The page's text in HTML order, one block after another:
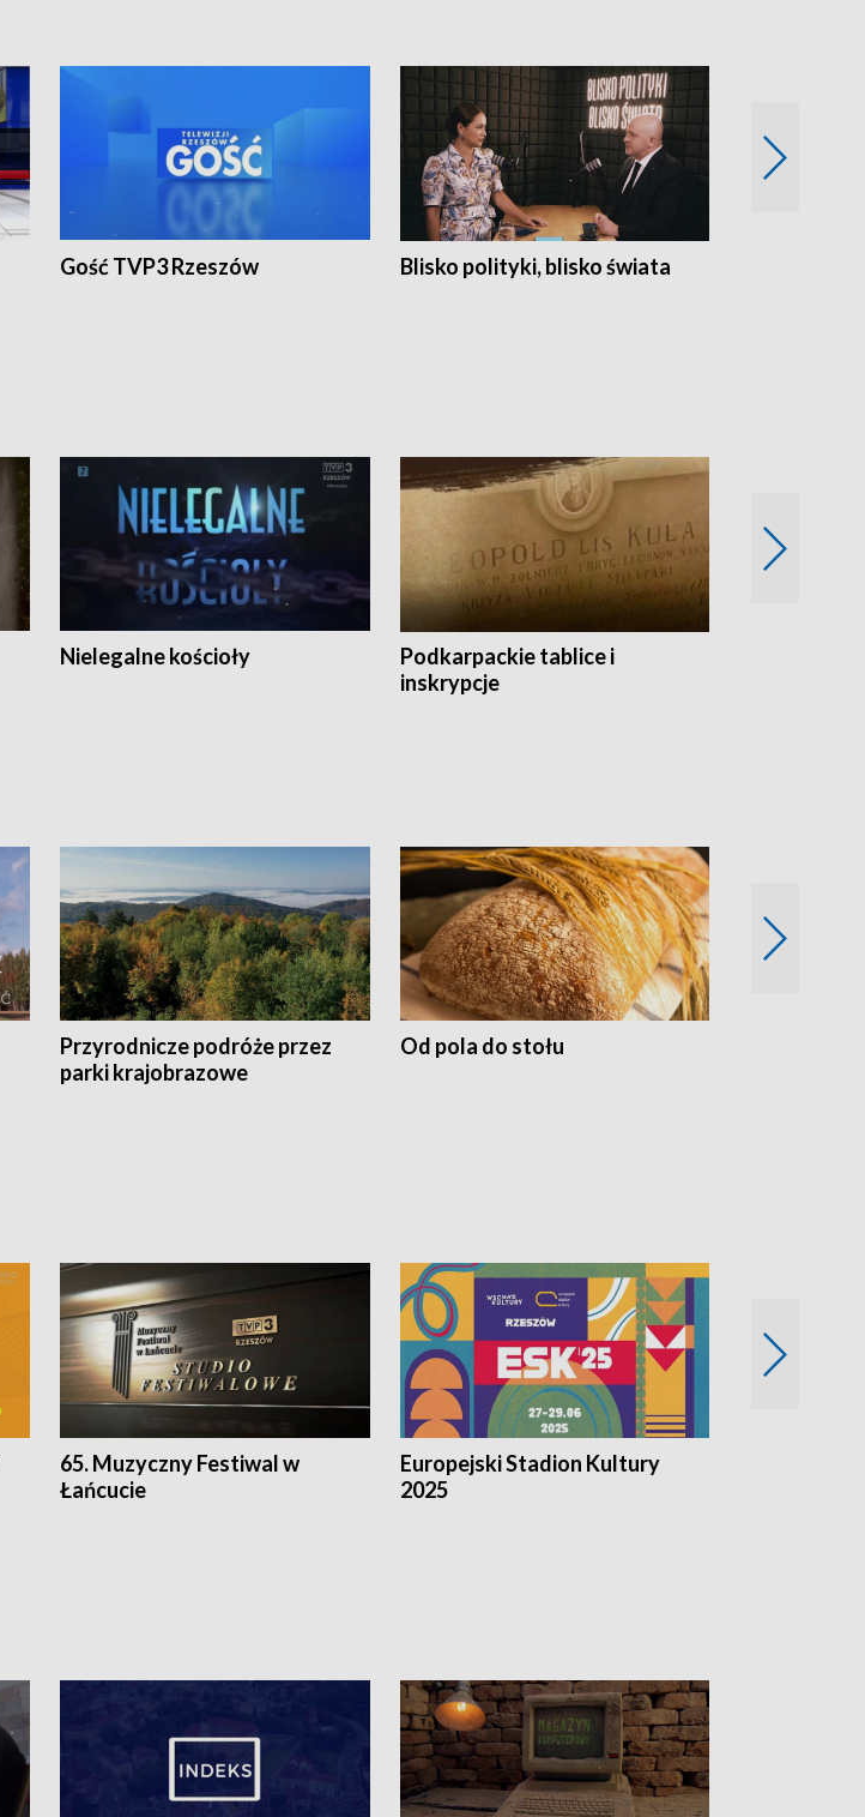
Gość TVP3 Rzeszów Blisko polityki, blisko świata
Nielegalne kościoły
Podkarpackie tablice i
inskrypcje
Przyrodnicze podróże przez
parki krajobrazowe
Od pola do stołu
65. Muzyczny Festiwal w
Łańcucie
Europejski Stadion Kultury
2025